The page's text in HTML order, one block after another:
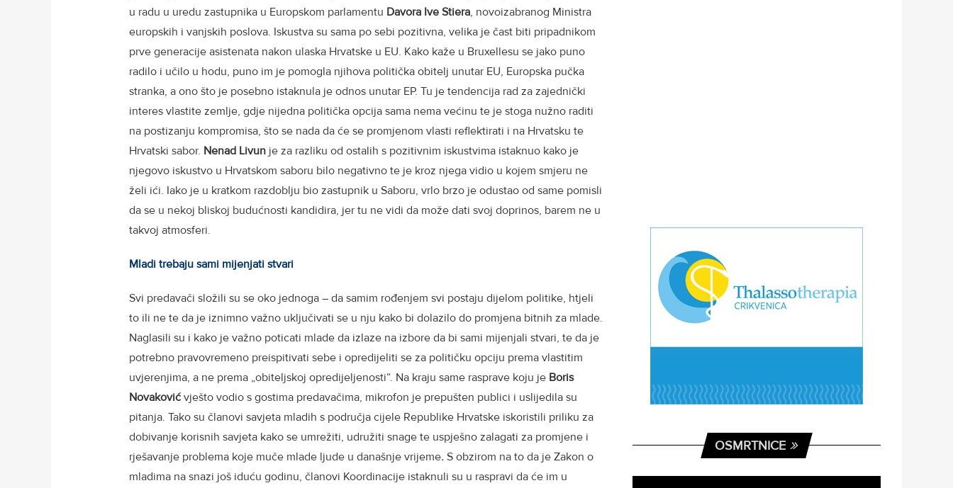
u radu u uredu zastupnika u Europskom parlamentu Davora Ive Stiera, novoizabranog Ministra
europskih i vanjskih poslova. Iskustva su sama po sebi pozitivna, velika je čast biti pripadnikom
prve generacije asistenata nakon ulaska Hrvatske u EU. Kako kaže u Bruxellesu se jako puno
radilo i učilo u hodu, puno im je pomogla njihova politička obitelj unutar EU, Europska pučka
stranka, a ono što je posebno istaknula je odnos unutar EP. Tu je tendencija rad za zajednički
interes vlastite zemlje, gdje nijedna politička opcija sama nema većinu te je stoga nužno raditi
na postizanju kompromisa, što se nada da će se promjenom vlasti reflektirati i na Hrvatsku te
Hrvatski sabor. Nenad Livun je za razliku od ostalih s pozitivnim iskustvima istaknuo kako je
njegovo iskustvo u Hrvatskom saboru bilo negativno te je kroz njega vidio u kojem smjeru ne
želi ići. Iako je u kratkom razdoblju bio zastupnik u Saboru, vrlo brzo je odustao od same pomisli
da se u nekoj bliskoj budućnosti kandidira, jer tu ne vidi da može dati svoj doprinos, barem ne u
takvoj atmosferi.
Mladi trebaju sami mijenjati stvari
Svi predavači složili su se oko jednoga – da samim rođenjem svi postaju dijelom politike, htjeli
to ili ne te da je iznimno važno uključivati se u nju kako bi dolazilo do promjena bitnih za mlade.
Naglasili su i kako je važno poticati mlade da izlaze na izbore da bi sami mijenjali stvari, te da je
potrebno pravovremeno preispitivati sebe i opredijeliti se za političku opciju prema vlastitim
uvjerenjima, a ne prema „obiteljskoj opredijeljenosti“. Na kraju same rasprave koju je Boris
Novakovićvješto vodio s gostima predavačima, mikrofon je prepušten publici i uslijedila su
pitanja. Tako su članovi savjeta mladih s područja cijele Republike Hrvatske iskoristili priliku za
dobivanje korisnih savjeta kako se umrežiti, udružiti snage te uspješno zalagati za promjene i
rješavanje problema koje muče mlade ljude u današnje vrijeme. S obzirom na to da je Zakon o
mladima na snazi još iduću godinu, članovi Koordinacije istaknuli su u raspravi da će im u
OSMRTNICE